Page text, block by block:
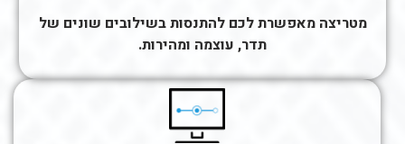
מטריצה מאפשרת לכם להתנסות בשילובים שונים של
תדר, עוצמה ומהירות.